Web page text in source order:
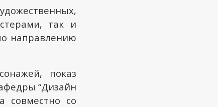
так и
направлению
показ
“Дизайн
совместно со